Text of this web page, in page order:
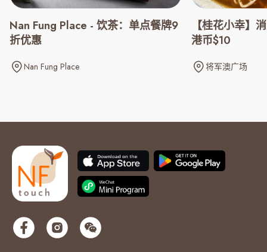
Nan Fung Place - 饮茶：单点餐牌9
折优惠
Nan Fung Place
【桂花小幸】
港币$10
将军澳广场